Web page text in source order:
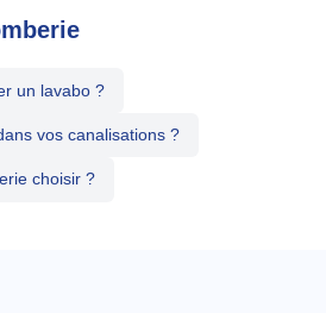
un lavabo ?
vos canalisations ?
choisir ?